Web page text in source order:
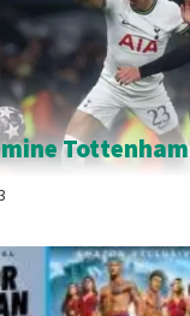
Tottenham